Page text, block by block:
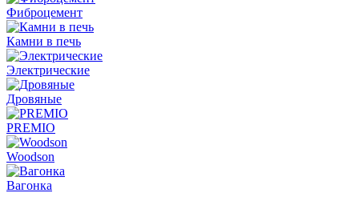
Фиброцемент
Камни в печь
Электрические
Дровяные
PREMIO
Woodson
Вагонка